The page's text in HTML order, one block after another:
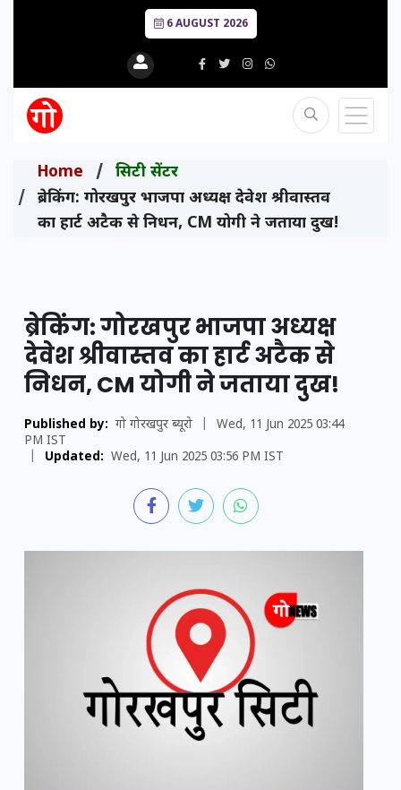
6 AUGUST 2026
Home
सिटी सेंटर
ब्रेकिंग: गोरखपुर भाजपा अध्यक्ष देवेश श्रीवास्तव
का हार्ट अटैक से निधन, CM योगी ने जताया दुख!
ब्रेकिंग: गोरखपुर भाजपा अध्यक्ष
देवेश श्रीवास्तव का हार्ट अटैक से
निधन, CM योगी ने जताया दुख!
Published by: गो गोरखपुर ब्यूरो
Wed, 11 Jun 2025 03:44
PM IST
Updated: Wed, 11 Jun 2025 03:56 PM IST